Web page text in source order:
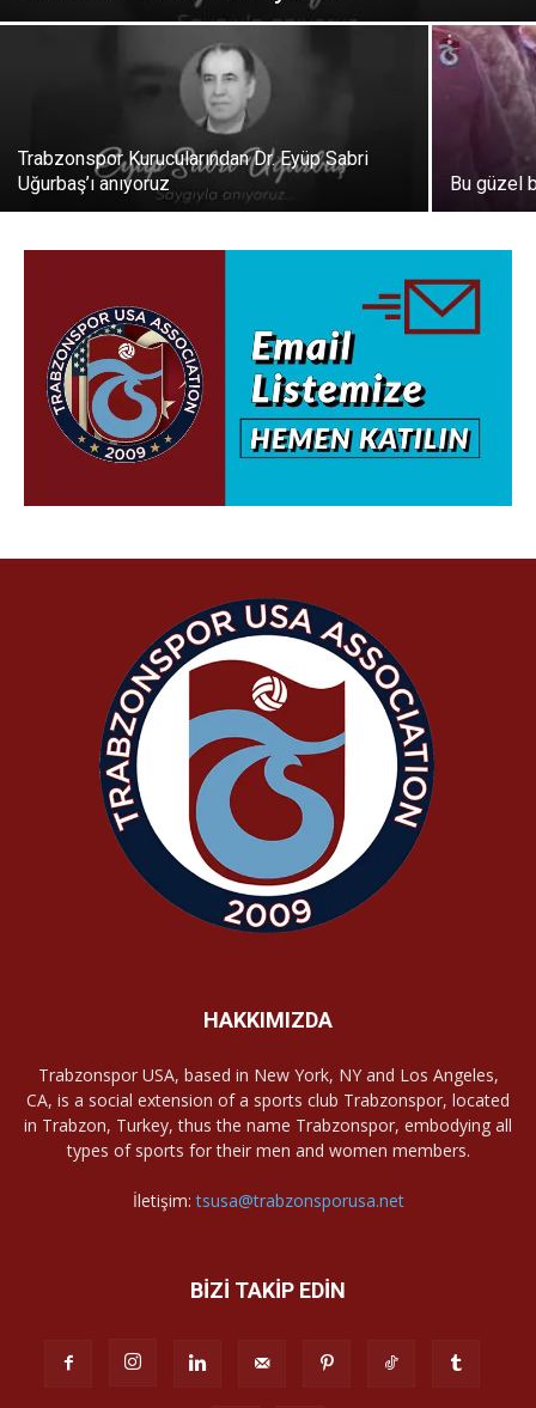
Trabzonspor Kurucularından Dr. Eyüp Sabri
Uğurbaş’ı anıyoruz
Bu güzel
HAKKIMIZDA
Trabzonspor USA, based in New York, NY and Los Angeles,
CA, is a social extension of a sports club Trabzonspor, located
in Trabzon, Turkey, thus the name Trabzonspor, embodying all
types of sports for their men and women members.
İletişim:tsusa@trabzonsporusa.net
BİZİ TAKİP EDİN